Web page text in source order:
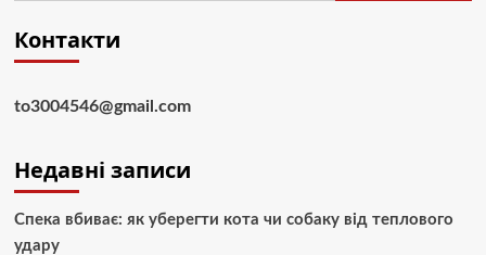
Контакти
to3004546@gmail.com
Недавні записи
Спека вбиває: як уберегти кота чи собаку від теплового
удару